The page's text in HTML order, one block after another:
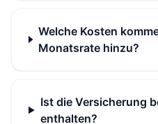
Welche Kosten
Monatsrate hinzu?
Ist die Versicherung
enthalten?